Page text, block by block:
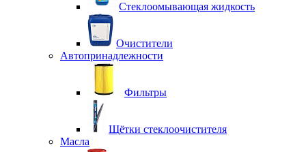
Стеклоомывающая жидкость
Очистители
Автопринадлежности
Фильтры
Щётки стеклоочистителя
Масла